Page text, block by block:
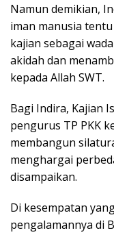
Namun demikian,
iman manusia
kajian sebagai
akidah dan
kepada Allah SWT.
Bagi Indira, Kajian
pengurus TP PKK
membangun
menghargai
disampaikan.
Di kesempatan
pengalamannya di